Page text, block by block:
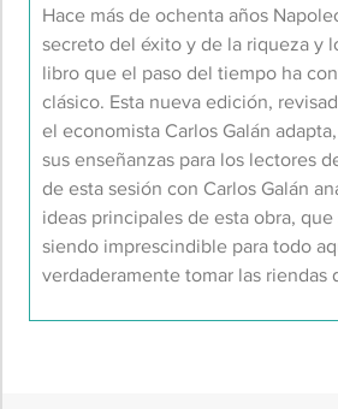
Hace más de ochenta años
secreto del éxito y de la riqueza y
libro que el paso del tiempo ha
clásico. Esta nueva edición,
el economista Carlos Galán
sus enseñanzas para los lectores
de esta sesión con Carlos Galán
ideas principales de esta obra,
siendo imprescindible para todo
verdaderamente tomar las riendas